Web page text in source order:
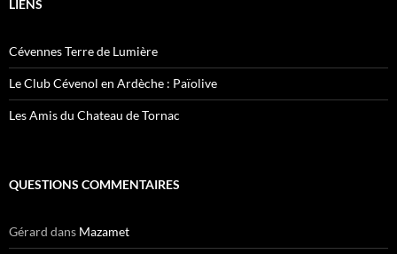
LIENS
Cévennes Terre de Lumière
Le Club Cévenol en Ardèche : Païolive
Les Amis du Chateau de Tornac
QUESTIONS COMMENTAIRES
Gérard dans Mazamet